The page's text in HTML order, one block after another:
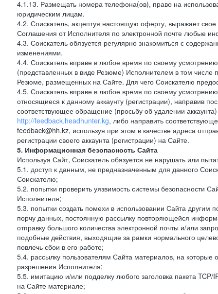
4.1.13. Размещать номера телефона(ов), право на
юридическим лицам.
4.2. Соискатель, акцептуя настоящую оферту, выражает свое
Соглашения от Исполнителя по электронной почте любые
4.3. Соискатель обязуется регулярно знакомиться с
изменениями.
4.4. Соискатель вправе в любое время по своему
(представленных в виде Резюме) Исполнителем в том числе
Резюме, размещенных на Сайте. Для чего Соискателю
4.5. Соискатель вправе в любое время по своему
относящиеся к данному аккаунту (регистрации), направив
соответствующее обращение (просьбу об удалении
http://feedback.headhunter.kg, либо направить
feedback@hh.kz, используя при этом в качестве адреса
регистрации своего аккаунта (регистрации) на Сайте.
5. Информационная безопасность Сайта
Используя Сайт, Соискатель обязуется не нарушать или
5.1. доступ к данным, не предназначенным для данного
Соискателю;
5.2. попытки проверить уязвимость системы безопасности
Исполнителя;
5.3. попытки создать помехи в использовании Сайта другим
порчу данных, постоянную рассылку повторяющейся
отправку большого количества электронной почты и/или
подобные действия, выходящие за рамки нормального
повлечь сбои в его работе;
5.4. рассылку пользователям Сайта материалов, на
разрешения Исполнителя;
5.5. имитацию и/или подделку любого заголовка пакета
на Сайте материале;